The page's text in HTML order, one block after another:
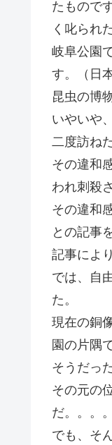
たもので
く叱られ
岐阜公園
す。（日
昆虫の博
いやいや
二度訪ね
その違和
われ刺殺
その違和
との記事
記事によ
では、自
た。
現在の銅
園の片隅
そうだっ
その元の
だ。。。
でも、そ